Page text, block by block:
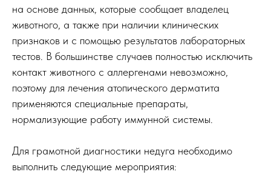
на основе данных, которые сообщает владелец
животного, а также при наличии клинических
признаков и с помощью результатов лабораторных
тестов. В большинстве случаев полностью исключить
контакт животного с аллергенами невозможно,
поэтому для лечения атопического дерматита
применяются специальные препараты,
нормализующие работу иммунной системы.
Для грамотной диагностики недуга необходимо
выполнить следующие мероприятия: